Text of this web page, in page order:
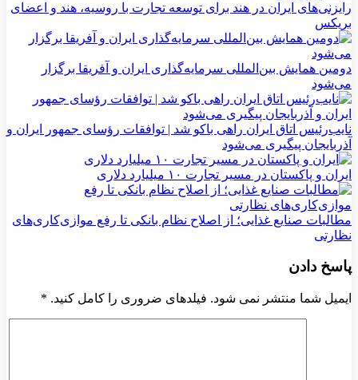
رایزنی‌های ایران در هند برای توسعه تجارت با روسیه، هند و اعضای
بریکس
دومین همایش بین‌المللی سرمایه‌گذاری ایران و آفریقا برگزار
می‌شود
نایب‌رئیس اتاق ایران راهی باکو شد | توافقات رؤسای جمهور ایران و
آذربایجان پیگیری می‌شود
ایران و پاکستان در مسیر تجارت ۱۰ میلیارد دلاری
مطالبات صنایع غذایی؛ از اصلاح نظام بانکی تا رفع موازی‌کاری‌های
نظارتی
پاسخ دادن
ایمیل شما منتشر نمی شود. فیلدهای ضروری را کامل کنید. *